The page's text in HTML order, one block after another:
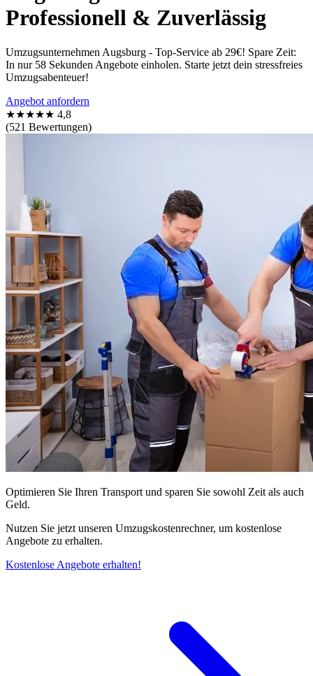
Professionell & Zuverlässig
Umzugsunternehmen Augsburg - Top-Service ab 29€! Spare Zeit:
In nur 58 Sekunden Angebote einholen. Starte jetzt dein stressfreies
Umzugsabenteuer!
Angebot anfordern
★★★★★ 4,8
(521 Bewertungen)
Optimieren Sie Ihren Transport und sparen Sie sowohl Zeit als auch
Geld.
Nutzen Sie jetzt unseren Umzugskostenrechner, um kostenlose
Angebote zu erhalten.
Kostenlose Angebote erhalten!